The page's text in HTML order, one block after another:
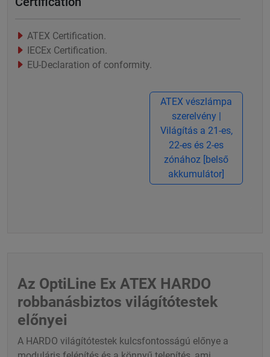
ATEX Certification.
IECEx Certification.
EU-Declaration of conformity.
ATEX vészlámpa
szerelvény |
Világítás a 21-es,
22-es és 2-es
zónához [belső
akkumulátor]
Az OptiLine Ex ATEX HARDO
robbanásbiztos világítótestek
előnyei
A HARDO világítótestek kulcsfontosságú előnye a